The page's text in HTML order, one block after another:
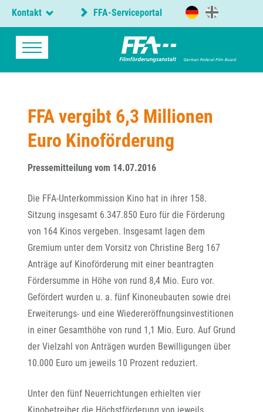
Kontakt FFA-Serviceportal
FFA vergibt 6,3 Millionen
Euro Kinoförderung
Pressemitteilung vom 14.07.2016
Die FFA-Unterkommission Kino hat in ihrer 158.
Sitzung insgesamt 6.347.850 Euro für die Förderung
von 164 Kinos vergeben. Insgesamt lagen dem
Gremium unter dem Vorsitz von Christine Berg 167
Anträge auf Kinoförderung mit einer beantragten
Fördersumme in Höhe von rund 8,4 Mio. Euro vor.
Gefördert wurden u. a. fünf Kinoneubauten sowie drei
Erweiterungs- und eine Wiedereröffnungsinvestitionen
in einer Gesamthöhe von rund 1,1 Mio. Euro. Auf Grund
der Vielzahl von Anträgen wurden Bewilligungen über
10.000 Euro um jeweils 10 Prozent reduziert.
Unter den fünf Neuerrichtungen erhielten vier